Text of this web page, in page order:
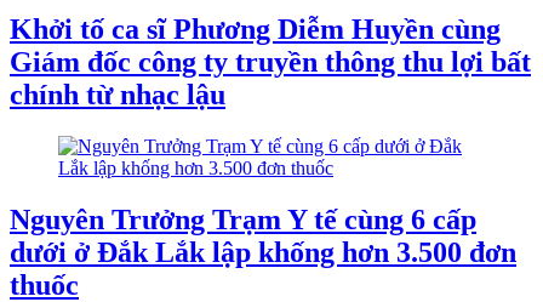
Khởi tố ca sĩ Phương Diễm Huyền cùng
Giám đốc công ty truyền thông thu lợi bất
chính từ nhạc lậu
Nguyên Trưởng Trạm Y tế cùng 6 cấp
dưới ở Đắk Lắk lập khống hơn 3.500 đơn
thuốc